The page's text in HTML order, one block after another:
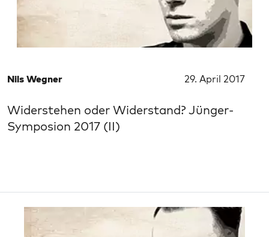
Nils Wegner 29. April 2017
Widerstehen oder Widerstand? Jünger-
Symposion 2017 (II)